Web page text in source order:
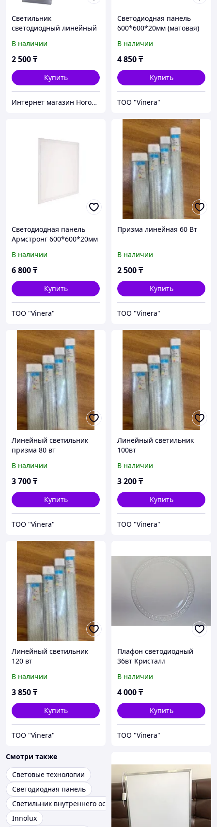
Светильник
светодиодный линейный
40W 6400K
В наличии
2 500₸
Купить
Интернет магазин Horoz Electric
Светодиодная панель
600*600*20мм (матовая)
В наличии
4 850₸
Купить
TOO "Vinera"
Светодиодная панель
Армстронг 600*600*20мм
В наличии
6 800₸
Купить
TOO "Vinera"
Призма линейная 60 Вт
В наличии
2 500₸
Купить
TOO "Vinera"
Линейный светильник
призма 80 вт
В наличии
3 700₸
Купить
TOO "Vinera"
Линейный светильник
100вт
В наличии
3 200₸
Купить
TOO "Vinera"
Линейный светильник
120 вт
В наличии
3 850₸
Купить
TOO "Vinera"
Плафон светодиодный
36вт Кристалл
В наличии
4 000₸
Купить
TOO "Vinera"
Смотри также
Световые технологии
Светодиодная панель
Светильник внутреннего освещения
Innolux